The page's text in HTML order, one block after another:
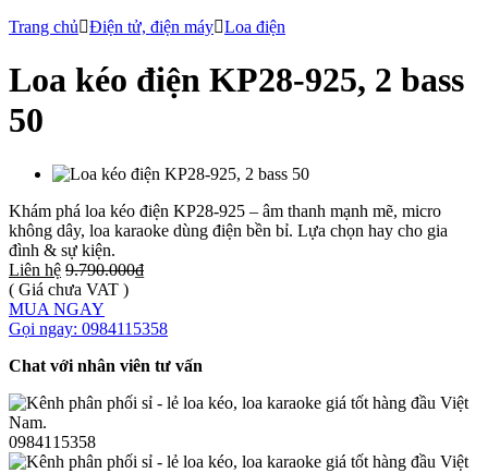
Trang chủ
Điện tử, điện máy Loa điện
Loa kéo điện KP28-925, 2 bass
50
Khám phá loa kéo điện KP28-925 – âm thanh mạnh mẽ, micro
không dây, loa karaoke dùng điện bền bỉ. Lựa chọn hay cho gia
đình & sự kiện.
Liên hệ 9.790.000₫
( Giá chưa VAT )
MUA NGAY
Gọi ngay: 0984115358
Chat với nhân viên tư vấn
0984115358